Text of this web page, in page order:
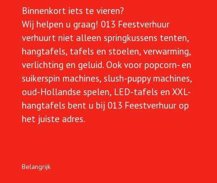
Binnenkort iets te vieren?
Wij helpen u graag! 013 Feestverhuur
verhuurt niet alleen springkussens tenten,
hangtafels, tafels en stoelen, verwarming,
verlichting en geluid. Ook voor popcorn- en
suikerspin machines, slush-puppy machines,
oud-Hollandse spelen, LED-tafels en XXL-
hangtafels bent u bij 013 Feestverhuur op
het juiste adres.
Belangrijk